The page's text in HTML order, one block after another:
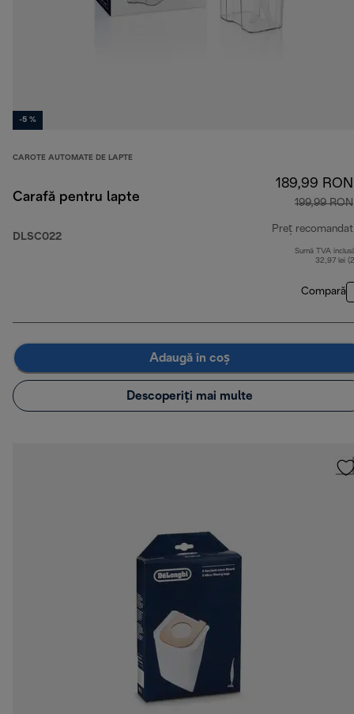
-5 %
CAROTE AUTOMATE DE LAPTE
Carafă pentru lapte
DLSC022
189,99 RON
199,99 RON
Preț recomandat
Sumă TVA
32,97 lei
Compară
Adaugă în coș
Descoperiți mai multe